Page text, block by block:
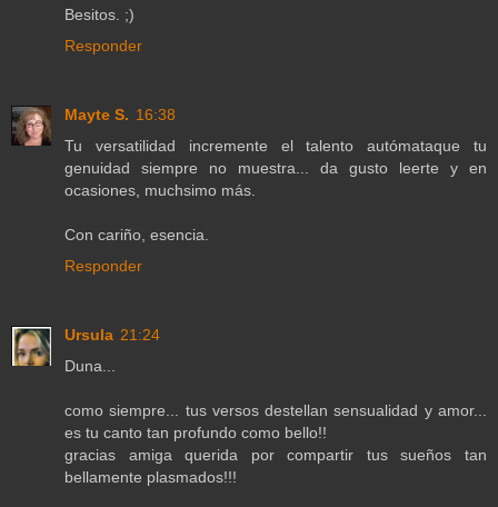
Besitos. ;)
Responder
Mayte S. 16:38
Tu versatilidad incremente el talento autómataque tu
genuidad siempre no muestra... da gusto leerte y en
ocasiones, muchsimo más.
Con cariño, esencia.
Responder
Ursula 21:24
Duna...
como siempre... tus versos destellan sensualidad y amor...
es tu canto tan profundo como bello!!
gracias amiga querida por compartir tus sueños tan
bellamente plasmados!!!